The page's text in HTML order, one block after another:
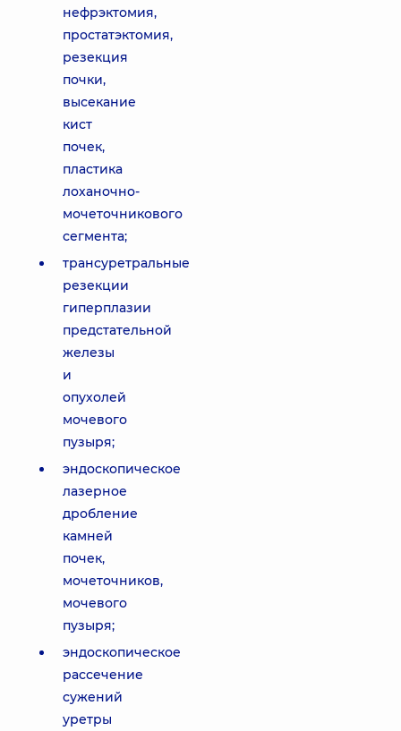
нефрэктомия,
простатэктомия,
резекция
почки,
высекание
кист
почек,
пластика
лоханочно-
мочеточникового
сегмента;
трансуретральные
резекции
гиперплазии
предстательной
железы
и
опухолей
мочевого
пузыря;
эндоскопическое
лазерное
дробление
камней
почек,
мочеточников,
мочевого
пузыря;
эндоскопическое
рассечение
сужений
уретры